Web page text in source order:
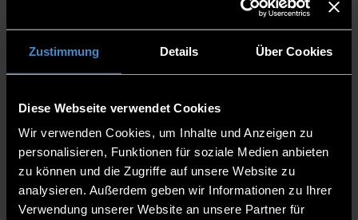
Zustimmung Details Über Cookies
Diese Webseite verwendet Cookies
Wir verwenden Cookies, um Inhalte und Anzeigen zu
personalisieren, Funktionen für soziale Medien anbieten
zu können und die Zugriffe auf unsere Website zu
analysieren. Außerdem geben wir Informationen zu Ihrer
Verwendung unserer Website an unsere Partner für
17.9.2025 |